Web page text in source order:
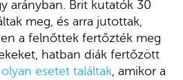
arányban. Brit kutatók 30
meg, és arra jutottak,
a felnőttek fertőzték meg
hatban diák fertőzött
esetet találtak, amikor a